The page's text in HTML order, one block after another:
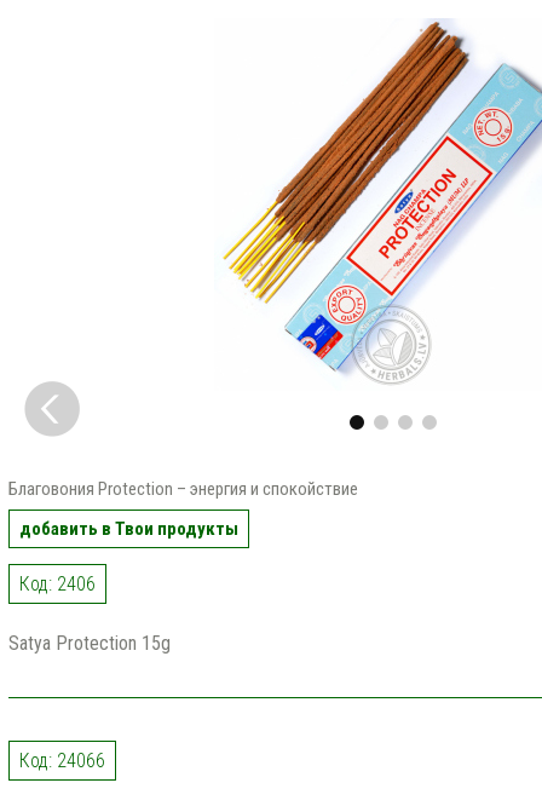
Благовония Protection – энергия и спокойствие
добавить в Твои продукты
Код: 2406
Satya Protection 15g
Код: 24066